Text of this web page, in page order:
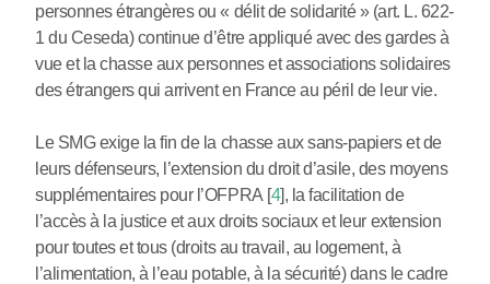
personnes étrangères ou « délit de solidarité » (art. L. 622-
1 du Ceseda) continue d’être appliqué avec des gardes à
vue et la chasse aux personnes et associations solidaires
des étrangers qui arrivent en France au péril de leur vie.
Le SMG exige la fin de la chasse aux sans-papiers et de
leurs défenseurs, l’extension du droit d’asile, des moyens
supplémentaires pour l’OFPRA [4], la facilitation de
l’accès à la justice et aux droits sociaux et leur extension
pour toutes et tous (droits au travail, au logement, à
l’alimentation, à l’eau potable, à la sécurité) dans le cadre